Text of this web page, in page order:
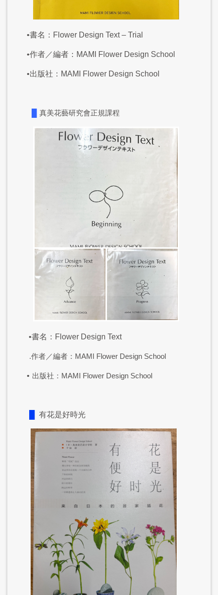
•書名：Flower Design Text – Trial
•作者／編者：MAMI Flower Design School
•出版社：MAMI Flower Design School
真美花藝研究會正規課程
•書名：Flower Design Text
.作者／編者：MAMI Flower Design School
• 出版社：MAMI Flower Design School
有花是好時光